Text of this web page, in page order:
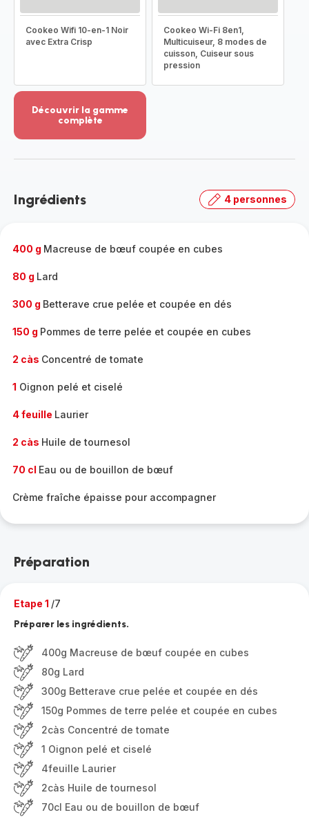
Cookeo Wifi 10-en-1 Noir
avec Extra Crisp
Cookeo Wi-Fi 8en1,
Multicuiseur, 8 modes de
cuisson, Cuiseur sous
pression
Découvrir la gamme
complète
-
gamme
Ingrédients 4 personnes
400 g Macreuse de bœuf coupée en cubes
80 g Lard
300 g Betterave crue pelée et coupée en dés
150 g Pommes de terre pelée et coupée en cubes
2 càs Concentré de tomate
1 Oignon pelé et ciselé
4 feuille Laurier
2 càs Huile de tournesol
70 cl Eau ou de bouillon de bœuf
Crème fraîche épaisse pour accompagner
Préparation
Etape 1 /7
Préparer les ingrédients.
400g Macreuse de bœuf coupée en cubes
80g Lard
300g Betterave crue pelée et coupée en dés
150g Pommes de terre pelée et coupée en cubes
2càs Concentré de tomate
1 Oignon pelé et ciselé
4feuille Laurier
2càs Huile de tournesol
70cl Eau ou de bouillon de bœuf